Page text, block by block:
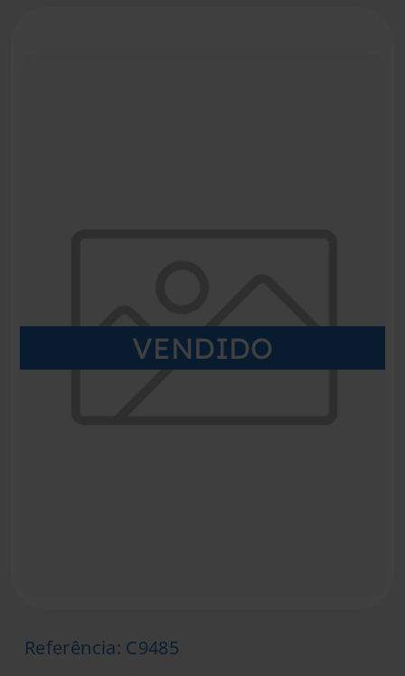
VENDIDO
Referência: C9485